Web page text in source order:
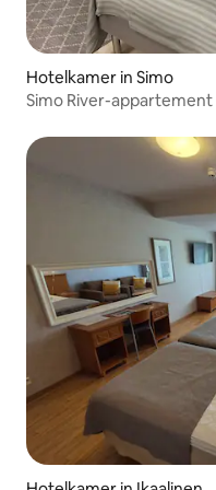
Hotelkamer in Simo
Simo River-appartement